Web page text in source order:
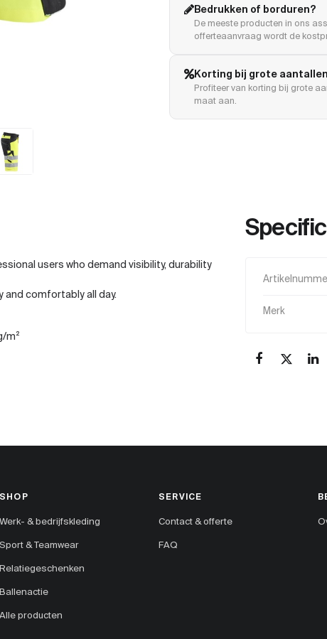
Bedrukken of borduren?
De meeste producten in ons
offerteaanvraag wordt de
Korting bij grote aantallen
Profiteer van korting bij grote
maat aan.
users who demand visibility, durability
and comfortably all day.
m²
Merk
SHOP
Werk- & bedrijfskleding
Sport & Teamwear
Relatiegeschenken
Ballenactie
Alle producten
SERVICE
Contact & offerte
FAQ